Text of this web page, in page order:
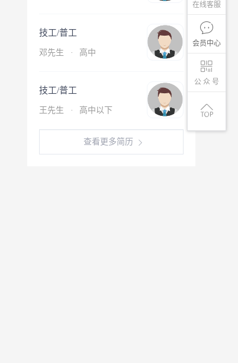
在线客服
会员中心
公 众 号
技工/普工
邓先生 · 高中
技工/普工
王先生 · 高中以下
查看更多简历